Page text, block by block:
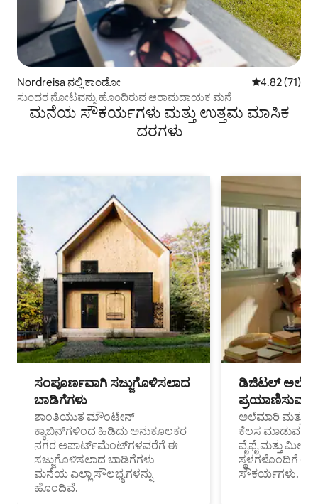
Nordreisa ನಲ್ಲಿ ಕಾಂಡೋ 5 ರಲ್ಲಿ 4.82
4.82 (71)
ಸುಂದರ ನೋಟವನ್ನು ಹೊಂದಿರುವ ಆರಾಮದಾಯಕ ಮನೆ
ಮನೆಯ ಸೌಕರ್ಯಗಳು ಮತ್ತು ಉತ್ತಮ ಮಾಸಿಕ
ದರಗಳು
ಸಂಪೂರ್ಣವಾಗಿ ಸಜ್ಜುಗೊಳಿಸಲಾದ
ಬಾಡಿಗೆಗಳು
ಶಾಂತಿಯುತ ಮೌಂಟೇನ್
ಕ್ಯಾಬಿನ್‌ಗಳಿಂದ ಹಿಡಿದು ಅನುಕೂಲಕರ
ನಗರ ಅಪಾರ್ಟ್‌ಮೆಂಟ್‌ಗಳವರೆಗೆ ಈ
ಸಜ್ಜುಗೊಳಿಸಲಾದ ಬಾಡಿಗೆಗಳು
ಮನೆಯ ಎಲ್ಲಾ ಸೌಲಭ್ಯಗಳನ್ನು
ಹೊಂದಿವೆ.
ಡಿಜಿಟಲ್
ಪ್ರಯಾಣಿಸುವ
ಅಲೆಮಾರಿ ಮತ್ತು
ಕೆಲಸ ಮಾಡುವ
ವೈಫೈ ಮತ್ತು
ಸ್ಥಳಗಳೊಂದಿಗೆ
ಸೌಕರ್ಯಗಳು.